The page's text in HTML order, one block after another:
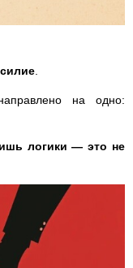
на одно:
логики — это не